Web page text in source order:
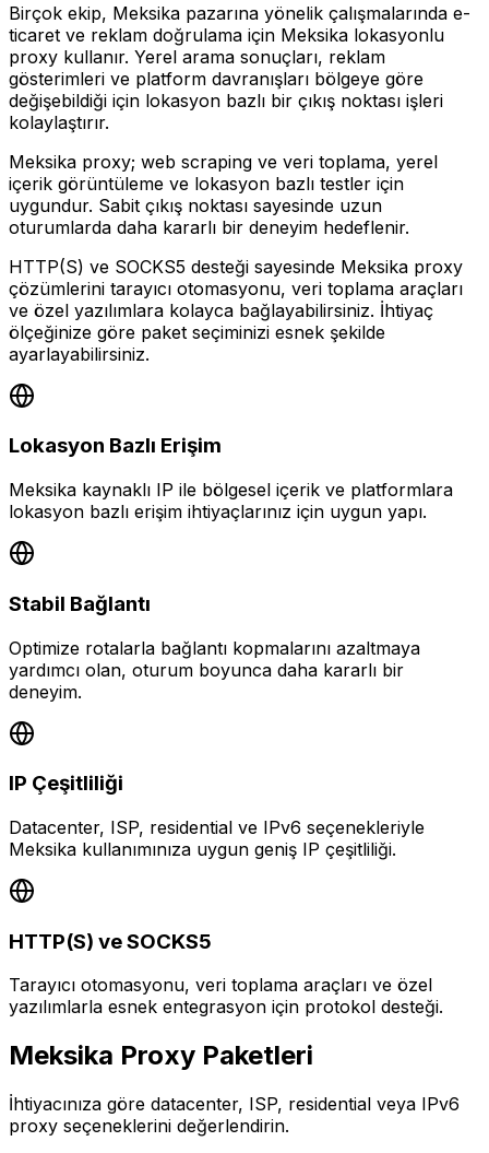
Birçok ekip, Meksika pazarına yönelik çalışmalarında e-
ticaret ve reklam doğrulama için Meksika lokasyonlu
proxy kullanır. Yerel arama sonuçları, reklam
gösterimleri ve platform davranışları bölgeye göre
değişebildiği için lokasyon bazlı bir çıkış noktası işleri
kolaylaştırır.
Meksika proxy; web scraping ve veri toplama, yerel
içerik görüntüleme ve lokasyon bazlı testler için
uygundur. Sabit çıkış noktası sayesinde uzun
oturumlarda daha kararlı bir deneyim hedeflenir.
HTTP(S) ve SOCKS5 desteği sayesinde Meksika proxy
çözümlerini tarayıcı otomasyonu, veri toplama araçları
ve özel yazılımlara kolayca bağlayabilirsiniz. İhtiyaç
ölçeğinize göre paket seçiminizi esnek şekilde
ayarlayabilirsiniz.
Lokasyon Bazlı Erişim
Meksika kaynaklı IP ile bölgesel içerik ve platformlara
lokasyon bazlı erişim ihtiyaçlarınız için uygun yapı.
Stabil Bağlantı
Optimize rotalarla bağlantı kopmalarını azaltmaya
yardımcı olan, oturum boyunca daha kararlı bir
deneyim.
IP Çeşitliliği
Datacenter, ISP, residential ve IPv6 seçenekleriyle
Meksika kullanımınıza uygun geniş IP çeşitliliği.
HTTP(S) ve SOCKS5
Tarayıcı otomasyonu, veri toplama araçları ve özel
yazılımlarla esnek entegrasyon için protokol desteği.
Meksika Proxy Paketleri
İhtiyacınıza göre datacenter, ISP, residential veya IPv6
proxy seçeneklerini değerlendirin.